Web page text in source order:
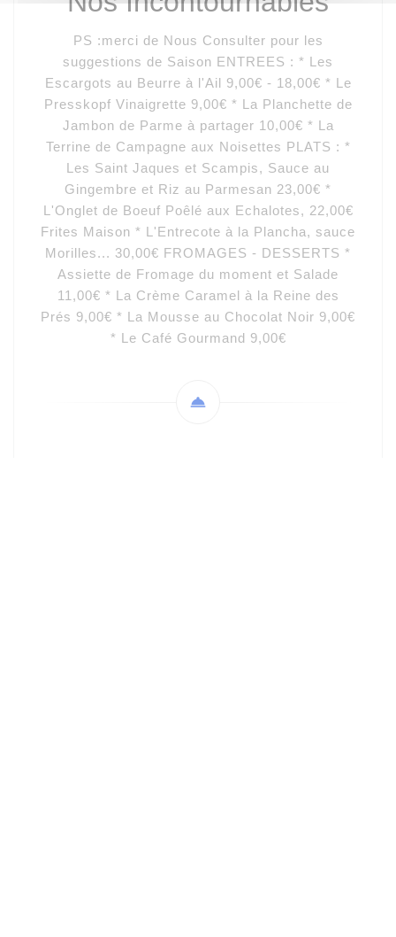
PS :merci de Nous Consulter pour les
suggestions de Saison ENTREES : * Les
Escargots au Beurre à l'Ail 9,00€ - 18,00€ * Le
Presskopf Vinaigrette 9,00€ * La Planchette de
Jambon de Parme à partager 10,00€ * La
Terrine de Campagne aux Noisettes PLATS : *
Les Saint Jaques et Scampis, Sauce au
Gingembre et Riz au Parmesan 23,00€ *
L'Onglet de Boeuf Poêlé aux Echalotes, 22,00€
Frites Maison * L'Entrecote à la Plancha, sauce
Morilles... 30,00€ FROMAGES - DESSERTS *
Assiette de Fromage du moment et Salade
11,00€ * La Crème Caramel à la Reine des
Prés 9,00€ * La Mousse au Chocolat Noir 9,00€
* Le Café Gourmand 9,00€